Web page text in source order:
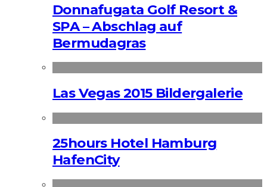
Donnafugata Golf Resort &
SPA – Abschlag auf
Bermudagras
Las Vegas 2015 Bildergalerie
25hours Hotel Hamburg
HafenCity